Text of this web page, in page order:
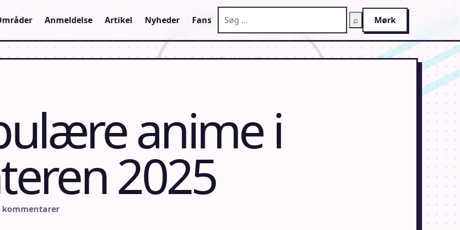
Anmeldelse Artikel Nyheder Fans ⌕ Mørk
anime i
2025
kommentarer